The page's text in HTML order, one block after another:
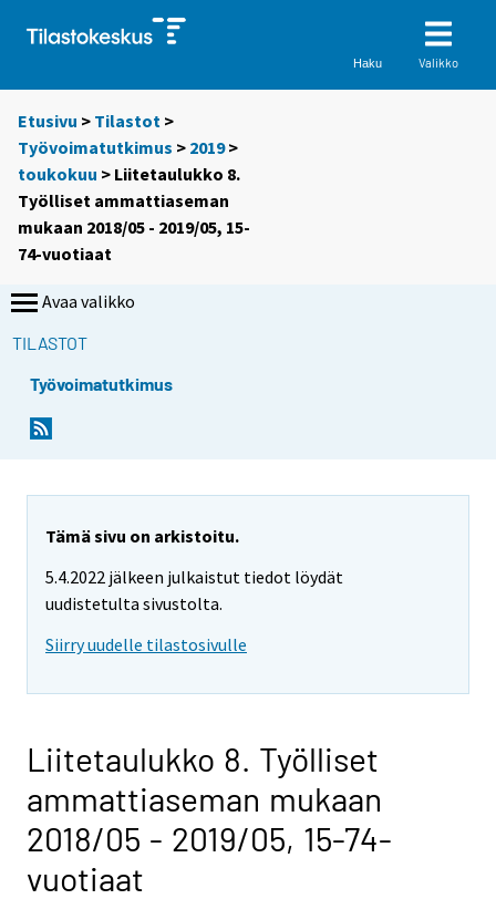
Haku Valikko
Etusivu > Tilastot >
Työvoimatutkimus > 2019>
toukokuu > Liitetaulukko 8.
Työlliset ammattiaseman
mukaan 2018/05 - 2019/05, 15-
74-vuotiaat
Avaa valikko
TILASTOT
Työvoimatutkimus
Tämä sivu on arkistoitu.
5.4.2022 jälkeen julkaistut tiedot löydät
uudistetulta sivustolta.
Siirry uudelle tilastosivulle
Liitetaulukko 8. Työlliset
ammattiaseman mukaan
2018/05 - 2019/05, 15-74-
vuotiaat